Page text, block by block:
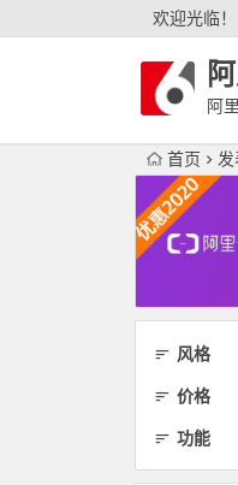
欢迎光临！
阿
首页
风格
价格
功能